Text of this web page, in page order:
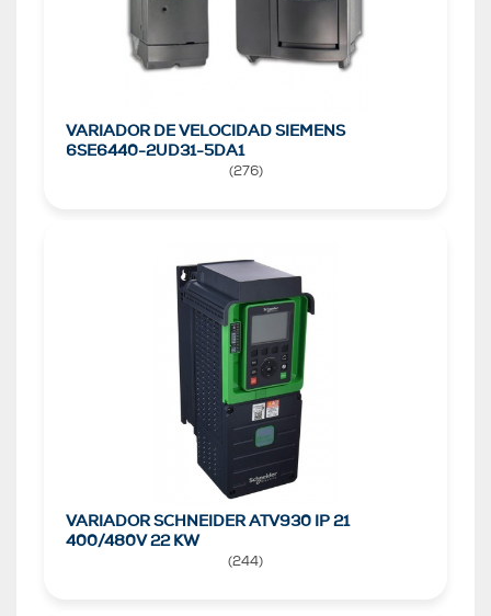
VARIADOR DE VELOCIDAD SIEMENS
6SE6440-2UD31-5DA1
(276)
VARIADOR SCHNEIDER ATV930 IP 21
400/480V 22 KW
(244)